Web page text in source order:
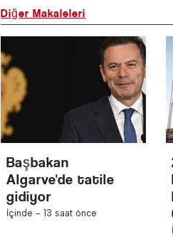
Diğer Makaleleri
Başbakan
Algarve'de tatile
gidiyor
İçinde -13 saat önce